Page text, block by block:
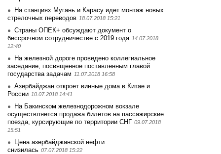
На станциях Мугань и Карасу идет монтаж новых
стрелочных переводов 18.07.2018 15:21
Страны ОПЕК+ обсуждают документ о
бессрочном сотрудничестве с 2019 года 14.07.2018
12:40
На железной дороге проведено коллегиальное
заседание, посвященное поставленным главой
государства задачам 11.07.2018 16:58
Азербайджан откроет винные дома в Китае и
России 10.07.2018 14:41
На Бакинском железнодорожном вокзале
осуществляется продажа билетов на пассажирские
поезда, курсирующие по территории СНГ 09.07.2018
15:51
Цена азербайджанской нефти
снизилась 07.07.2018 15:22